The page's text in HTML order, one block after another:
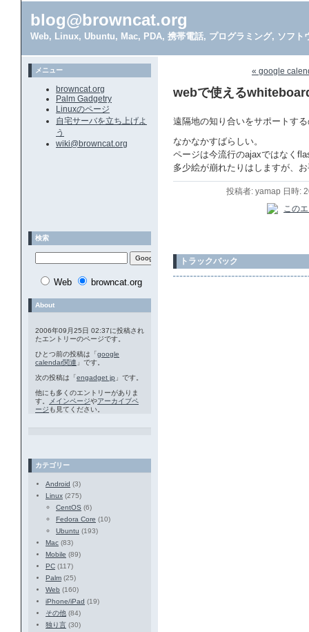
blog@browncat.org
Web, Linux, Ubuntu, Mac, PDA, 携帯電話, プログラミング, ソフト
« google
webで使える
遠隔地の知り合いをサポートす
なかなかすばらしい。
ページは今流行のajaxではなく
多少絵が崩れたりはしますが、
投稿者: yamap 日時:
トラックバック
メニュー
browncat.org
Palm Gadgetry
Linuxのページ
自宅サーバを立ち上げよ
う
wiki@browncat.org
検索
Web browncat.org
About
2006年09月25日 02:37に投稿され
たエントリーのページです。
ひとつ前の投稿は「google
calendar関連 」です。
次の投稿は「engadget jp 」です。
他にも多くのエントリーがありま
す。
メインページやアーカイブペ
ージ も見てください。
カテゴリー
Android (3)
Linux (275)
CentOS (6)
Fedora Core (10)
Ubuntu (193)
Mac (83)
Mobile (89)
PC (117)
Palm (25)
Web (160)
iPhone/iPad (19)
その他 (84)
独り言 (30)